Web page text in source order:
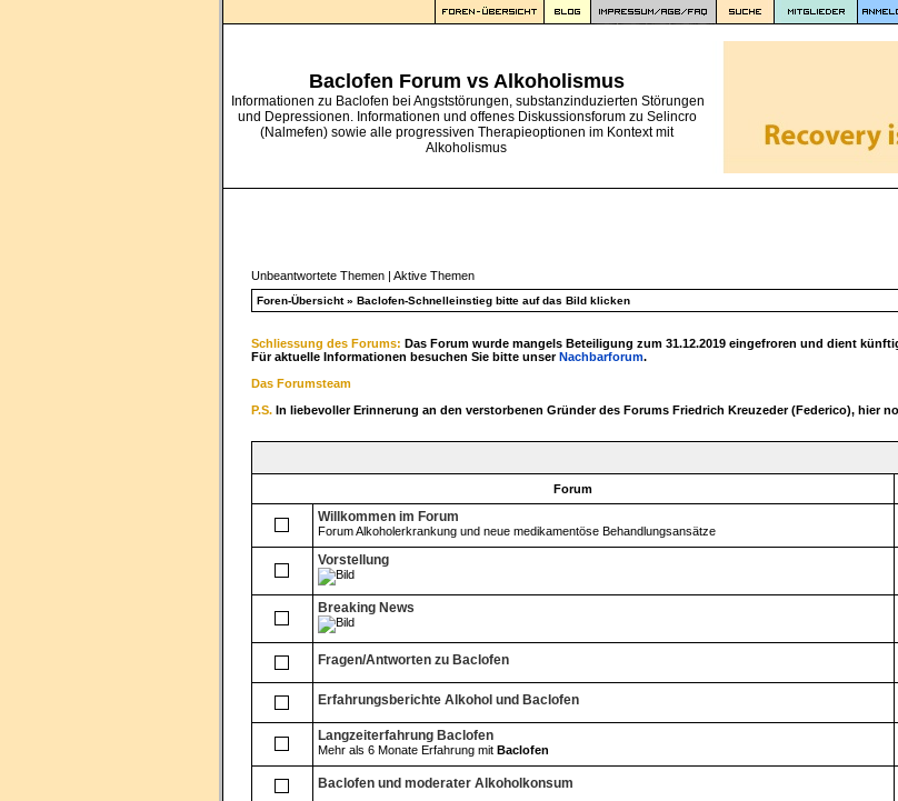
Baclofen Forum vs Alkoholismus
Informationen zu Baclofen bei Angststörungen, substanzinduzierten Störungen
und Depressionen. Informationen und offenes Diskussionsforum zu Selincro
(Nalmefen) sowie alle progressiven Therapieoptionen im Kontext mit
Alkoholismus
Unbeantwortete Themen | Aktive Themen
Foren-Übersicht» Baclofen-Schnelleinstieg bitte auf das Bild klicken
Schliessung des Forums: Das Forum wurde mangels Beteiligung zum 31.12.2019 eingefroren und dient
Für aktuelle Informationen besuchen Sie bitte unserNachbarforum.
Das Forumsteam
P.S. In liebevoller Erinnerung an den verstorbenen Gründer des Forums Friedrich Kreuzeder (Federico), hier
Forum
Willkommen im Forum
Forum Alkoholerkrankung und neue medikamentöse Behandlungsansätze
Vorstellung
Breaking News
Fragen/Antworten zu Baclofen
Erfahrungsberichte Alkohol und Baclofen
Langzeiterfahrung Baclofen
Mehr als 6 Monate Erfahrung mit Baclofen
Baclofen und moderater Alkoholkonsum